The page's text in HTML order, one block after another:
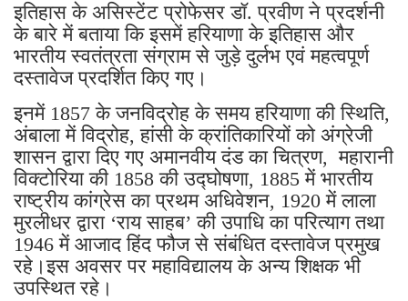
इतिहास के असिस्टेंट प्रोफेसर डॉ. प्रवीण ने प्रदर्शनी
के बारे में बताया कि इसमें हरियाणा के इतिहास और
भारतीय स्वतंत्रता संग्राम से जुड़े दुर्लभ एवं महत्वपूर्ण
दस्तावेज प्रदर्शित किए गए।
इनमें 1857 के जनविद्रोह के समय हरियाणा की स्थिति,
अंबाला में विद्रोह, हांसी के क्रांतिकारियों को अंग्रेजी
शासन द्वारा दिए गए अमानवीय दंड का चित्रण, महारानी
विक्टोरिया की 1858 की उद्घोषणा, 1885 में भारतीय
राष्ट्रीय कांग्रेस का प्रथम अधिवेशन, 1920 में लाला
मुरलीधर द्वारा ‘राय साहब’ की उपाधि का परित्याग तथा
1946 में आजाद हिंद फौज से संबंधित दस्तावेज प्रमुख
रहे।इस अवसर पर महाविद्यालय के अन्य शिक्षक भी
उपस्थित रहे।